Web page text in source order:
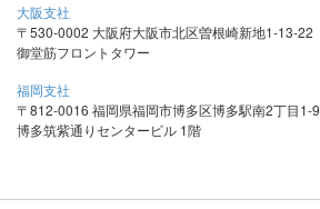
大阪支社
〒530-0002 大阪府大阪市北区曽根崎新地1-13-22
御堂筋フロントタワー
福岡支社
〒812-0016 福岡県福岡市博多区博多駅南2丁目1-9
博多筑紫通りセンタービル 1階